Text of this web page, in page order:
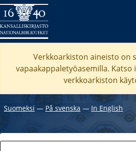
Verkkoarkiston aineisto on
vapaakappaletyöasemilla. Katso
verkkoarkiston
Suomeksi ― På svenska ― In English